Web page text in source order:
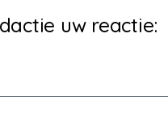
uw reactie: